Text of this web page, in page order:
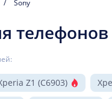
Sony
телефонов
Z1 (C6903)